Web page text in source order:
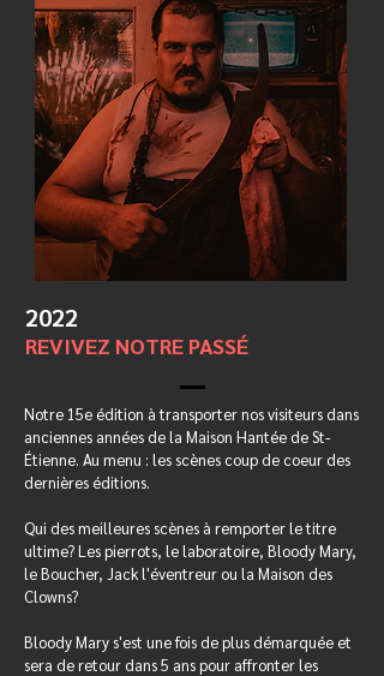
2022
REVIVEZ NOTRE PASSÉ
Notre 15e édition à transporter nos visiteurs dans
anciennes années de la Maison Hantée de St-
Étienne. Au menu : les scènes coup de coeur des
dernières éditions.
Qui des meilleures scènes à remporter le titre
ultime? Les pierrots, le laboratoire, Bloody Mary,
le Boucher, Jack l'éventreur ou la Maison des
Clowns?
Bloody Mary s'est une fois de plus démarquée et
sera de retour dans 5 ans pour affronter les